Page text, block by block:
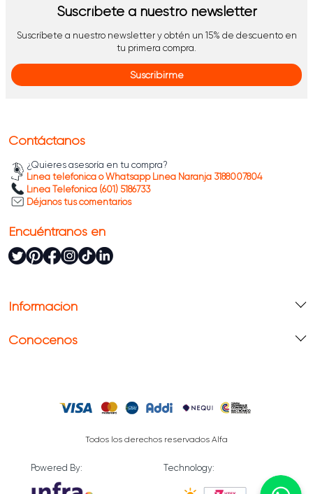
Suscríbete a nuestro newsletter
Suscríbete a nuestro newsletter y obtén un 15% de descuento en
tu primera compra.
Suscribirme
Información
Conócenos
Contáctanos
¿Quieres asesoría en tu compra?
Línea telefónica o Whatsapp Línea Naranja 3188007804
Línea Telefónica (601) 5186733
Déjanos tus comentarios
Encuéntranos en
Todos los derechos reservados Alfa
Powered By: Technology: